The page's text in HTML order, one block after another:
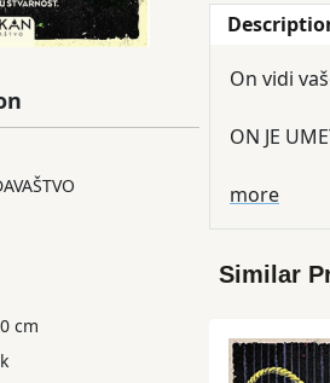
cm
On vidi
ON JE
Telo
OVO JE
Treba li te
umru.
more
Similar